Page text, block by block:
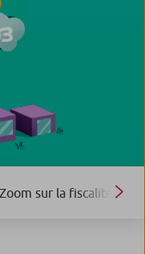
Zoom sur la fiscalité